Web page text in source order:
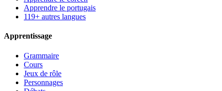
Apprendre le portugais
119+ autres langues
Apprentissage
Grammaire
Cours
Jeux de rôle
Personnages